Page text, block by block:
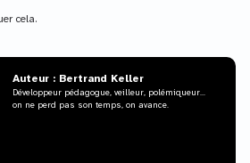
cela.
Auteur : Bertrand Keller
Développeur pédagogue, veilleur, polémiqueur...
on ne perd pas son temps, on avance.